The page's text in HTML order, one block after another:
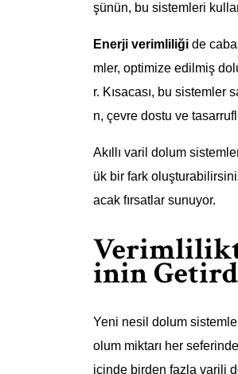
şünün, bu sistemleri
Enerji verimliliği de
mler, optimize edilmiş
r. Kısacası, bu
n, çevre dostu ve
Akıllı varil dolum
ük bir fark
acak fırsatlar sunuyor.
inin
Yeni nesil dolum
olum miktarı her
içinde birden fazla varili